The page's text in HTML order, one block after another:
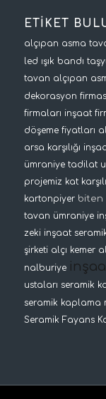
ETİKET
alçıpan asma
led ışık bandı
tavan alçıpan
dekorasyon
firmaları inşaat
döşeme fiyatları
arsa karşılığı
ümraniye tadilat
projemiz kat
kartonpiyer biten
tavan ümraniye
zeki inşaat
şirketi alçı kemer
nalburiye
ustaları seramik
seramik kaplama
Seramik Fayans